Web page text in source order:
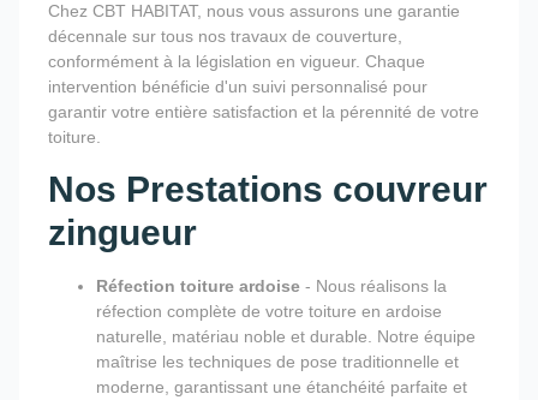
Chez CBT HABITAT, nous vous assurons une garantie
décennale sur tous nos travaux de couverture,
conformément à la législation en vigueur. Chaque
intervention bénéficie d'un suivi personnalisé pour
garantir votre entière satisfaction et la pérennité de votre
toiture.
Nos Prestations couvreur
zingueur
Réfection toiture ardoise - Nous réalisons la
réfection complète de votre toiture en ardoise
naturelle, matériau noble et durable. Notre équipe
maîtrise les techniques de pose traditionnelle et
moderne, garantissant une étanchéité parfaite et